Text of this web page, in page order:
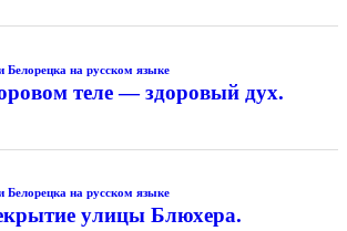
Белорецка на русском языке
теле — здоровый дух.
Белорецка на русском языке
улицы Блюхера.